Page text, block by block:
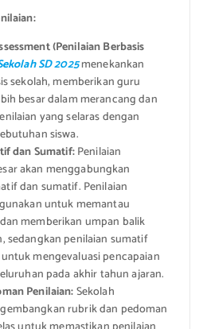
(Penilaian Berbasis
SD 2025menekankan
sekolah, memberikan guru
besar dalam merancang dan
yang selaras dengan
siswa.
dan Sumatif:Penilaian
akan menggabungkan
dan sumatif. Penilaian
untuk memantau
memberikan umpan balik
sedangkan penilaian sumatif
mengevaluasi pencapaian
pada akhir tahun ajaran.
Penilaian:Sekolah
rubrik dan pedoman